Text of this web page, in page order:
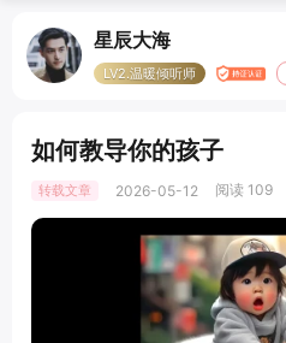
星辰大海
LV2.温暖倾听师
如何教导你的孩子
转载文章 2026-05-12 阅读 109